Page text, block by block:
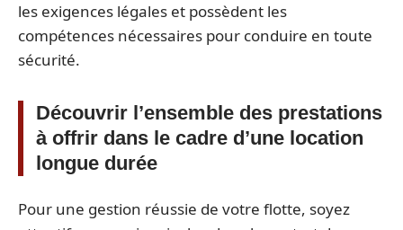
les exigences légales et possèdent les
compétences nécessaires pour conduire en toute
sécurité.
Découvrir l’ensemble des prestations
à offrir dans le cadre d’une location
longue durée
Pour une gestion réussie de votre flotte, soyez